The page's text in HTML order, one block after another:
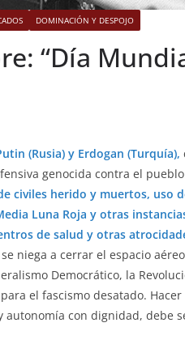
DOMINACIÓN Y DESPOJO
“Día
(Rusia) y Erdogan (Turquía),
genocida contra el
civiles herido y muertos, uso
Luna Roja y otras
de salud y otras
niega a cerrar el espacio
Democrático, la
el fascismo desatado.
con dignidad, debe